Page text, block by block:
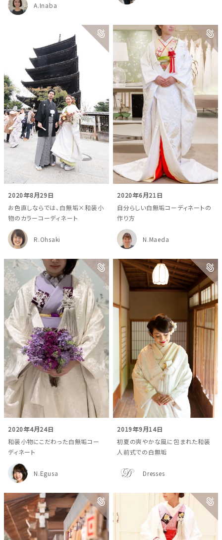
ウェディングマガジン
A.Inaba
2020年8月29日
お色直しならでは、白無垢×和装小
物のカラーコーディネート
R.Ohsaki
2020年6月21日
自分らしい白無垢コーディネートの
作り方
N.Maeda
2020年4月24日
和装小物にこだわった白無垢コー
ディネート
N.Egusa
2019年9月14日
初夏の爽やかな風に包まれた和装
人前式での白無垢
Dresses